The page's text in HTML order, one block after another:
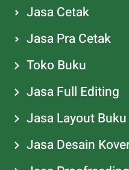
Jasa Cetak
Jasa Pra Cetak
Toko Buku
Jasa Full Editing
Jasa Layout Buku
Jasa Desain